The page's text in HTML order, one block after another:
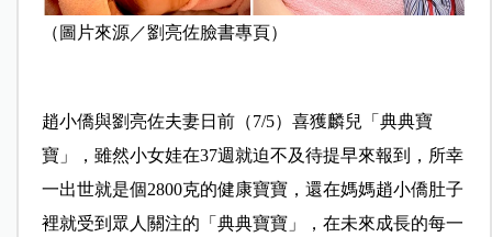
（圖片來源／劉亮佐臉書專頁）
趙小僑與劉亮佐夫妻日前（7/5）喜獲麟兒「典典寶
寶」，雖然小女娃在37週就迫不及待提早來報到，所幸
一出世就是個2800克的健康寶寶，還在媽媽趙小僑肚子
裡就受到眾人關注的「典典寶寶」，在未來成長的每一